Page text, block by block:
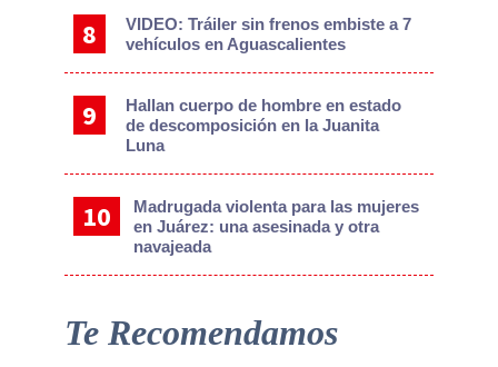
VIDEO: Tráiler sin frenos embiste a 7
vehículos en Aguascalientes
Hallan cuerpo de hombre en estado
de descomposición en la Juanita
Luna
Madrugada violenta para las mujeres
en Juárez: una asesinada y otra
navajeada
Te Recomendamos